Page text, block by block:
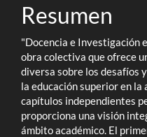
Contenido
principal
del
artículo
Resumen
"Docencia e Investigación
obra colectiva que ofrece
diversa sobre los desafíos
la educación superior en
capítulos independientes
proporciona una visión
ámbito académico. El